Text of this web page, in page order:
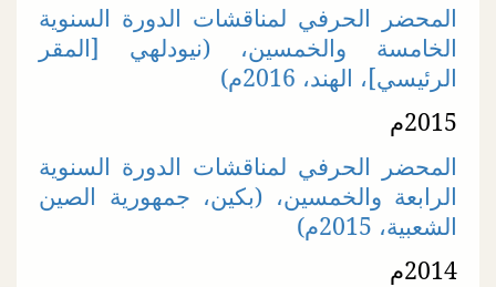
المحضر الحرفي لمناقشات الدورة السنوية
الخامسة والخمسين، (نيودلهي [المقر
الرئيسي]، الهند، 2016م)
2015م
المحضر الحرفي لمناقشات الدورة السنوية
الرابعة والخمسين، (بكين، جمهورية الصين
الشعبية، 2015م)
2014م